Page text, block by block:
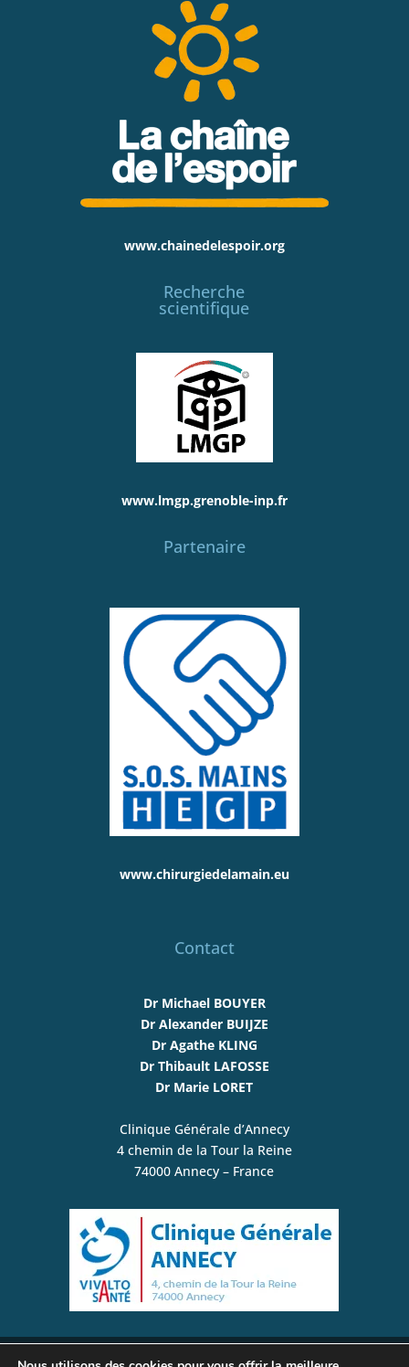
www.chainedelespoir.org
Recherche
scientifique
www.lmgp.grenoble-inp.fr
Partenaire
www.chirurgiedelamain.eu
Contact
Dr Michael BOUYER
Dr Alexander BUIJZE
Dr Agathe KLING
Dr Thibault LAFOSSE
Dr Marie LORET
Clinique Générale d’Annecy
4 chemin de la Tour la Reine
74000 Annecy – France